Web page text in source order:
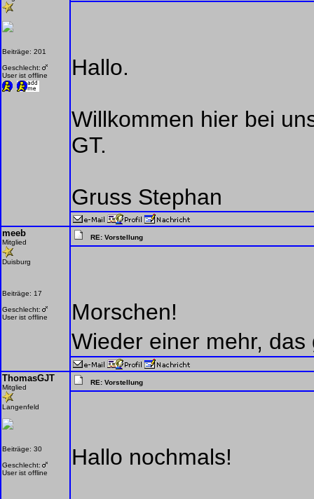
Beiträge: 201
Geschlecht:
User ist offline
Hallo.
Willkommen hier bei
GT.
Gruss Stephan
meeb
Mitglied
Duisburg
Beiträge: 17
Geschlecht:
User ist offline
RE: Vorstellung
Morschen!
Wieder einer mehr,
ThomasGJT
Mitglied
Langenfeld
Beiträge: 30
Geschlecht:
User ist offline
RE: Vorstellung
Hallo nochmals!